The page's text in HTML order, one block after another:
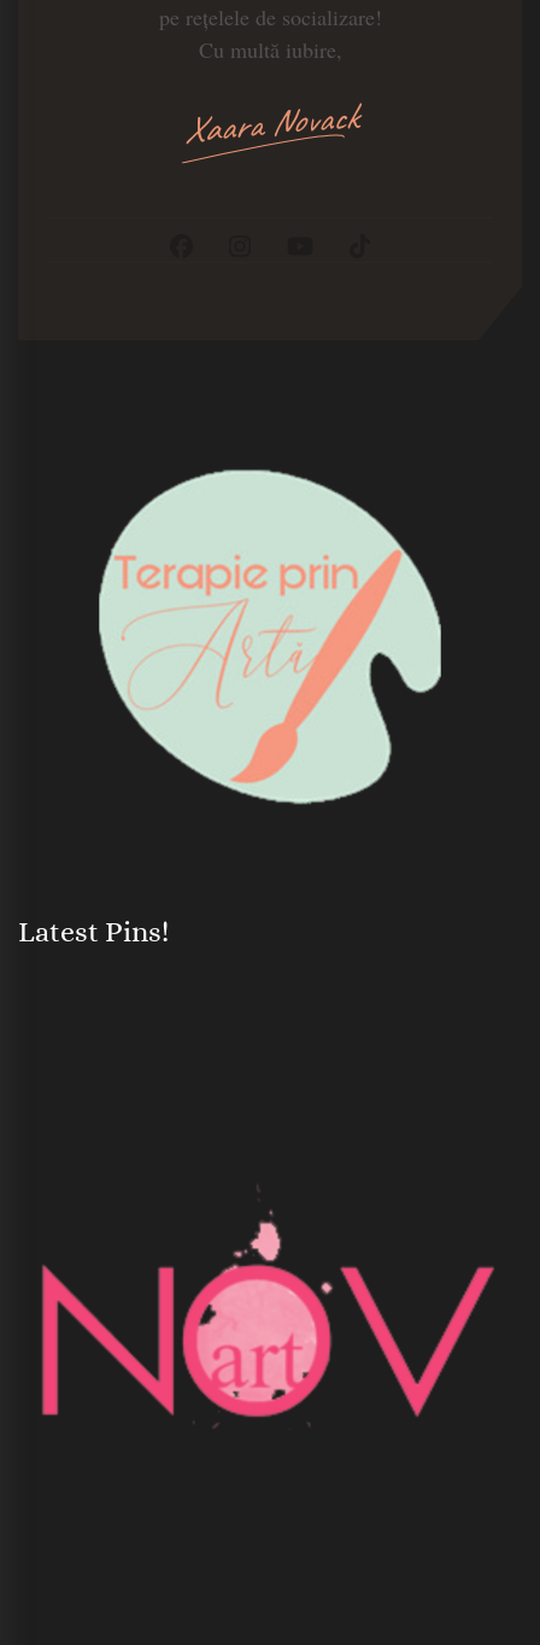
pe rețelele de socializare!
Cu multă iubire,
Xaara Novack
Latest Pins!